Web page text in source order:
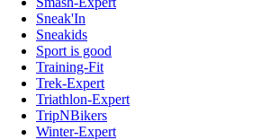
Sneak'In
Sneakids
Sport is good
Training-Fit
Trek-Expert
Triathlon-Expert
TripNBikers
Winter-Expert